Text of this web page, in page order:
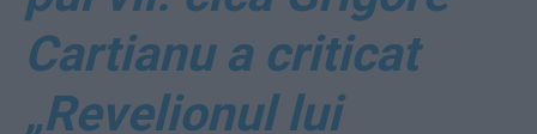
Cartianu a criticat
„Revelionul lui